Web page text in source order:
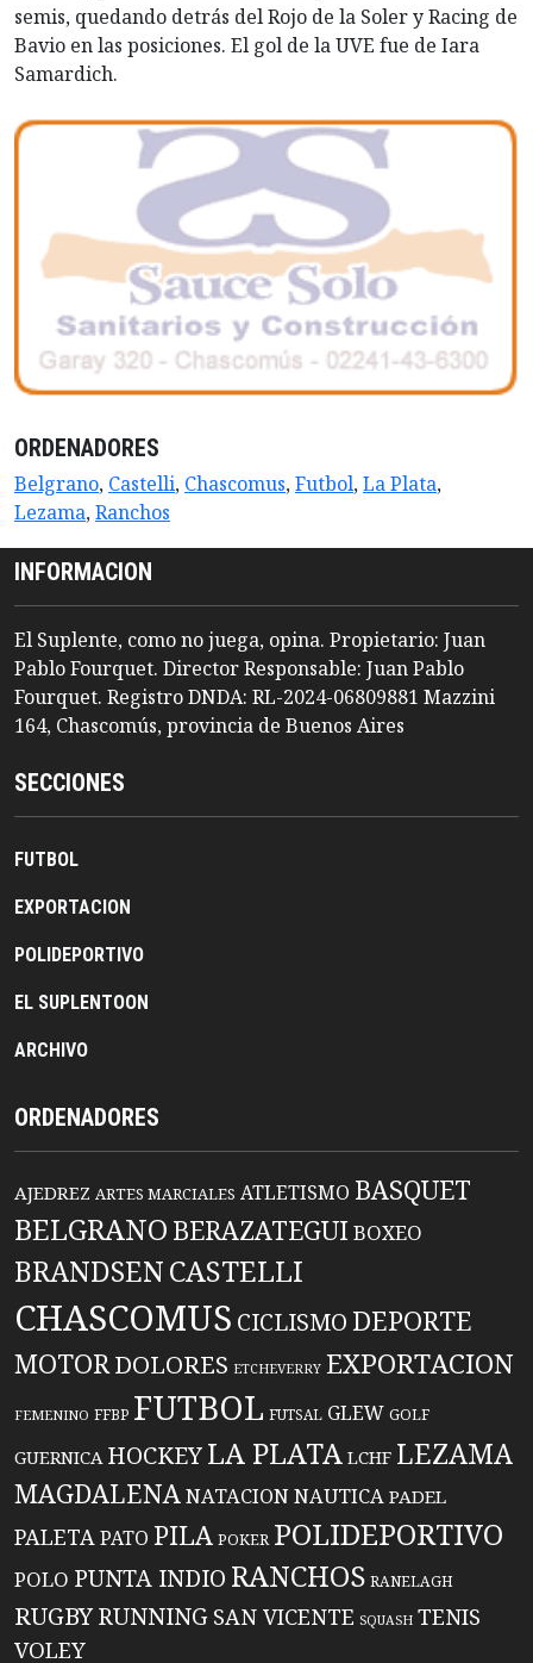
semis, quedando detrás del Rojo de la Soler y Racing de
Bavio en las posiciones. El gol de la UVE fue de Iara
Samardich.
ORDENADORES
Belgrano, Castelli, Chascomus,Futbol,La Plata,
Lezama,Ranchos
INFORMACION
El Suplente, como no juega, opina. Propietario: Juan
Pablo Fourquet. Director Responsable: Juan Pablo
Fourquet. Registro DNDA: RL-2024-06809881 Mazzini
164, Chascomús, provincia de Buenos Aires
SECCIONES
FUTBOL
EXPORTACION
POLIDEPORTIVO
EL SUPLENTOON
ARCHIVO
ORDENADORES
AJEDREZ ARTES MARCIALES ATLETISMO BASQUET
BELGRANO BERAZATEGUIBOXEO
BRANDSENCASTELLI
CHASCOMUS CICLISMO DEPORTE
MOTORDOLORES ETCHEVERRY EXPORTACION
FEMENINO FFBP FUTBOL FUTSAL GLEW GOLF
GUERNICA HOCKEYLA PLATA LCHF LEZAMA
MAGDALENANATACIONNAUTICA PADEL
PALETAPATO PILA POKER POLIDEPORTIVO
POLO PUNTA INDIO RANCHOS RANELAGH
RUGBYRUNNING SAN VICENTE SQUASH TENIS
VOLEY